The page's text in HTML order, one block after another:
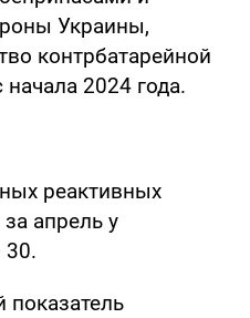
Украины,
контрбатарейной
2024 года.
реактивных
апрель у
30.
показатель